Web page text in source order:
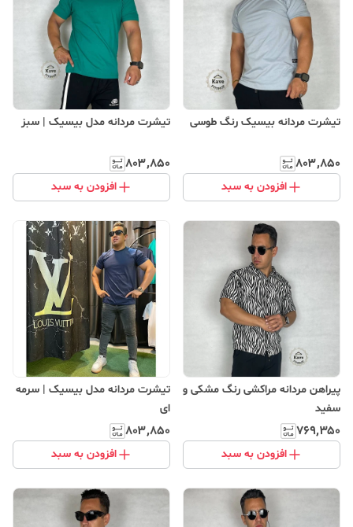
تیشرت مردانه بیسیک رنگ طوسی
۸۰۳٬۸۵۰
افزودن به سبد
تیشرت مردانه مدل بیسیک | ‌سبز
۸۰۳٬۸۵۰
افزودن به سبد
پیراهن مردانه مراکشی رنگ مشکی و
سفید
۷۶۹٬۳۵۰
افزودن به سبد
تیشرت مردانه مدل بیسیک | ‌سرمه
ای
۸۰۳٬۸۵۰
افزودن به سبد